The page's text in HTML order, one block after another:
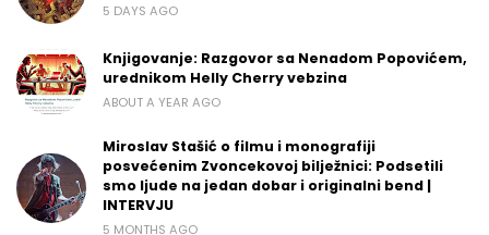
5 DAYS AGO
Knjigovanje: Razgovor sa Nenadom Popovićem,
urednikom Helly Cherry vebzina
ABOUT A YEAR AGO
Miroslav Stašić o filmu i monografiji
posvećenim Zvoncekovoj bilježnici: Podsetili
smo ljude na jedan dobar i originalni bend |
INTERVJU
5 MONTHS AGO